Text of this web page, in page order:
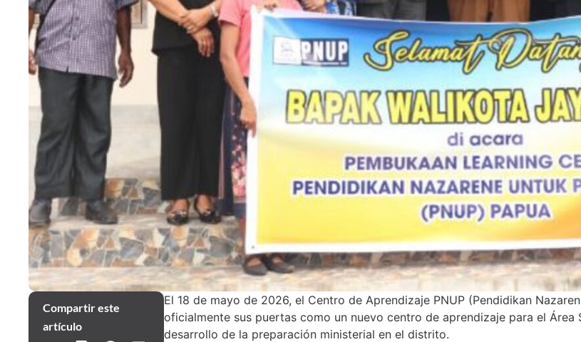
Compartir este
artículo
El 18 de mayo de 2026, el Centro de Aprendizaje PNUP (Pendidikan
oficialmente sus puertas como un nuevo centro de aprendizaje para el
desarrollo de la preparación ministerial en el distrito.